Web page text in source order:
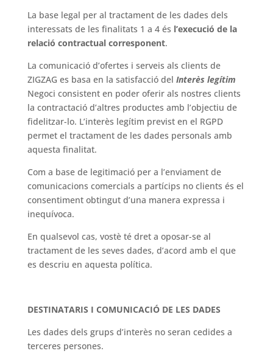
La base legal per al tractament de les dades dels
interessats de les finalitats 1 a 4 és l’execució de la
relació contractual corresponent.
La comunicació d’ofertes i serveis als clients de
ZIGZAG es basa en la satisfacció del Interès legítim
Negoci consistent en poder oferir als nostres clients
la contractació d’altres productes amb l’objectiu de
fidelitzar-lo. L’interès legítim previst en el RGPD
permet el tractament de les dades personals amb
aquesta finalitat.
Com a base de legitimació per a l’enviament de
comunicacions comercials a partícips no clients és el
consentiment obtingut d’una manera expressa i
inequívoca.
En qualsevol cas, vostè té dret a oposar-se al
tractament de les seves dades, d’acord amb el que
es descriu en aquesta política.
DESTINATARIS I COMUNICACIÓ DE LES DADES
Les dades dels grups d’interès no seran cedides a
terceres persones.